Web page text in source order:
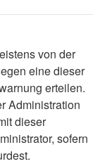
von der
eine dieser
erteilen.
Administration
dieser
sofern